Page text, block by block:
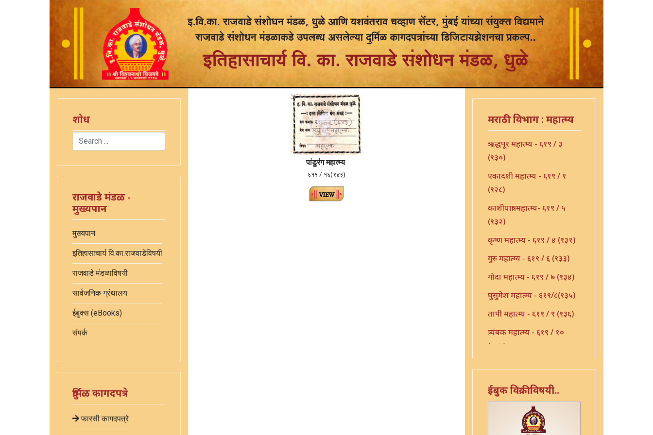
शोध
Search
राजवाडे मंडळ -
मुख्यपान
मुख्यपान
इतिहासाचार्य वि.का.राजवाडेविषयी
राजवाडे मंडळाविषयी
सार्वजनिक ग्रंथालय
ईबुक्स (eBooks)
संपर्क
दुर्मिळ कागदपत्रे
फारसी कागदपत्रे
पांडुरंग महात्म्य
६१९ / १६(९४३)
मराठी विभाग : महात्म्य
ऋद्धपूर महात्म्य - ६१९ / ३
(९३०)
एकादशी महात्म्य - ६१९ / १
(९२८)
काशीयात्रा महात्म्य- ६१९ / ५
(९३२)
कृष्ण महात्म्य - ६१९ / ४ (९३१)
गुरु महात्म्य - ६१९ / ६ (९३३)
गोदा महात्म्य - ६१९ / ७ (९३४)
घुसुमेश महात्म्य - ६१९/८(९३५)
तापी महात्म्य - ६१९ / ९ (९३६)
त्र्यंबक महात्म्य - ६१९ / १०
(९३७)
निर्मळ महात्म्य - ६१९ / १२
(९३९)
पांडुरंग महात्म्य - ६१९ / १३
ईबुक विक्रीविषयी..